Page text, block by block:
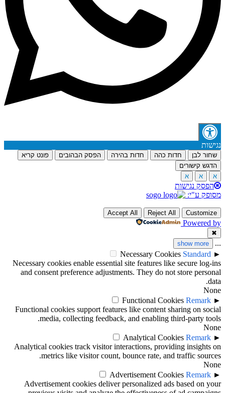
נגישות
שחור לבן חדות כהה חדות בהירה הפסק הבהובים
פונט קריא
הדגש קישורים
א
א א
הפסק נגישות
מסופק ע"י:
Customize
Reject All
Accept All
Powered by
✖
...
show more
►
Necessary Cookies Standard
Necessary cookies enable essential site features like secure log-ins
and consent preference adjustments. They do not store personal
data.
None
►
Functional Cookies Remark
Functional cookies support features like content sharing on social
media, collecting feedback, and enabling third-party tools.
None
►
Analytical Cookies Remark
Analytical cookies track visitor interactions, providing insights on
metrics like visitor count, bounce rate, and traffic sources.
None
►
Advertisement Cookies Remark
Advertisement cookies deliver personalized ads based on your